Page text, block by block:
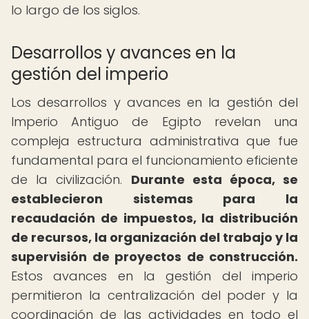
lo largo de los siglos.
Desarrollos y avances en la
gestión del imperio
Los desarrollos y avances en la gestión del
Imperio Antiguo de Egipto revelan una
compleja estructura administrativa que fue
fundamental para el funcionamiento eficiente
de la civilización. Durante esta época, se
establecieron sistemas para la
recaudación de impuestos, la distribución
de recursos, la organización del trabajo y la
supervisión de proyectos de construcción.
Estos avances en la gestión del imperio
permitieron la centralización del poder y la
coordinación de las actividades en todo el